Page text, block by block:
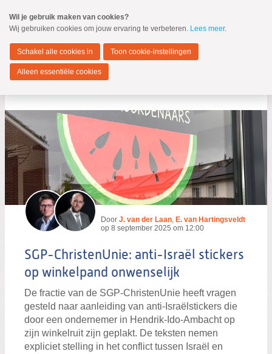
naar
Spring
de
inhoud
Spring
naar
Hendrik-Ido-Ambacht
MENU
Zoeken:
Zoeken
Door J. van der Laan, E. van Hartingsveldt
op 8 september 2025 om 12:00
SGP-ChristenUnie: anti-Israël stickers
op winkelpand onwenselijk
De fractie van de SGP-ChristenUnie heeft vragen
gesteld naar aanleiding van anti-Israëlstickers die
door een ondernemer in Hendrik-Ido-Ambacht op
zijn winkelruit zijn geplakt. De teksten nemen
expliciet stelling in het conflict tussen Israël en
Wil je gebruik maken van cookies?
Wij gebruiken cookies om jouw ervaring te verbeteren. Lees meer.
Schakel alle cookies in Toon cookie-instellingen
Alleen essentiële cookies